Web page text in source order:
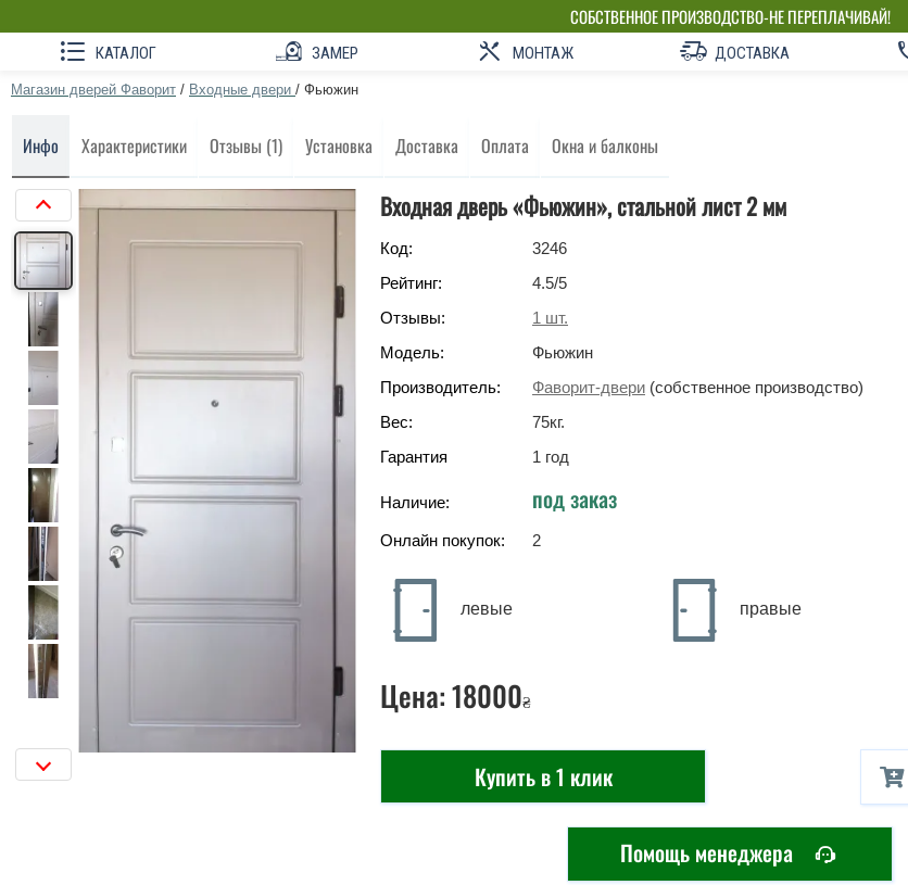
СОБСТВЕННОЕ ПРОИЗВОДСТВО-НЕ ПЕРЕПЛАЧИВАЙ!
КАТАЛОГ ЗАМЕР МОНТАЖ ДОСТАВКА
Магазин дверей Фаворит / Входные двери / Фьюжин
Инфо Характеристики Отзывы (1) Установка Доставка Оплата Окна и балконы
Входная дверь «Фьюжин», стальной лист 2 мм
Код:
3246
Рейтинг:
4.5/5
Отзывы:
1 шт.
Модель:
Фьюжин
Производитель:
Фаворит-двери (собственное производство)
Вес:
75кг.
Гарантия
1 год
Наличие: под заказ
Онлайн покупок: 2
левые правые
Цена:18000₴
Купить в 1 клик
Помощь менеджера